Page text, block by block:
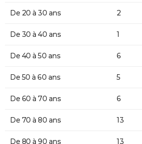
De 20 à 30 ans 2
De 30 à 40 ans 1
De 40 à 50 ans 6
De 50 à 60 ans 5
De 60 à 70 ans 6
De 70 à 80 ans 13
De 80 à 90 ans 13